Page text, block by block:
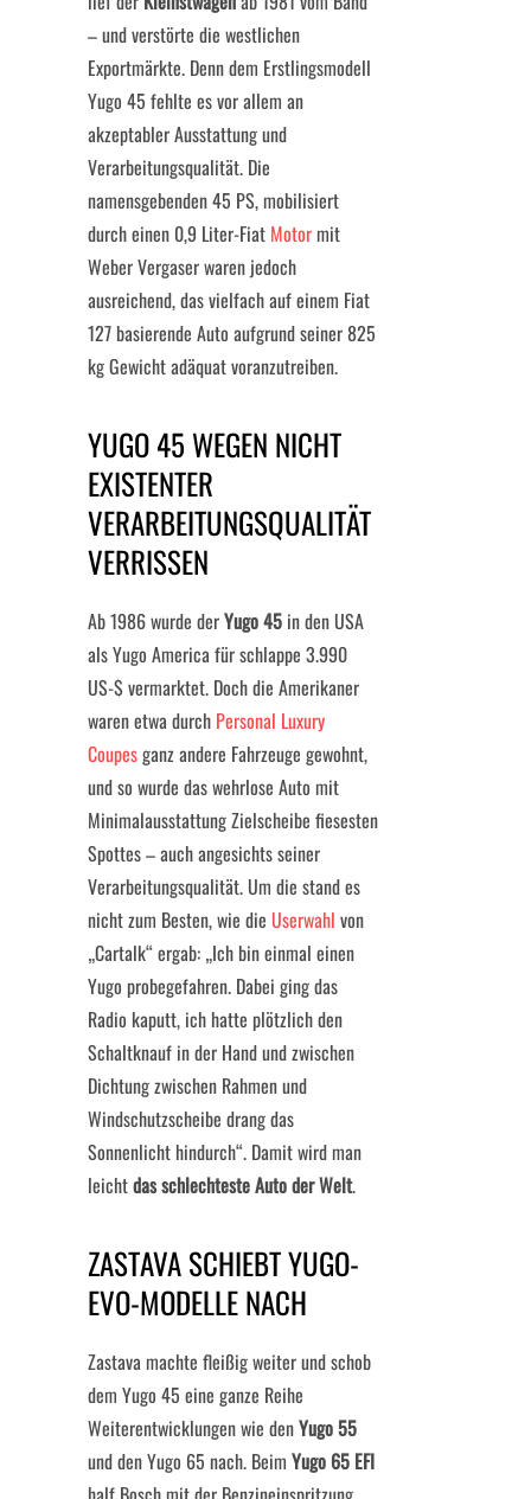
– und verstörte die westlichen
Exportmärkte. Denn dem Erstlingsmodell
Yugo 45 fehlte es vor allem an
akzeptabler Ausstattung und
Verarbeitungsqualität. Die
namensgebenden 45 PS, mobilisiert
durch einen 0,9 Liter-Fiat Motormit
Weber Vergaser waren jedoch
ausreichend, das vielfach auf einem Fiat
127 basierende Auto aufgrund seiner 825
kg Gewicht adäquat voranzutreiben.
YUGO 45 WEGEN NICHT
EXISTENTER
VERARBEITUNGSQUALITÄT
VERRISSEN
Ab 1986 wurde derYugo 45 in den USA
als Yugo America für schlappe 3.990
US-$ vermarktet. Doch die Amerikaner
waren etwa durch Personal Luxury
Coupesganz andere Fahrzeuge gewohnt,
und so wurde das wehrlose Auto mit
Minimalausstattung Zielscheibe fiesesten
Spottes – auch angesichts seiner
Verarbeitungsqualität. Um die stand es
nicht zum Besten, wie die Userwahl von
„Cartalk“ ergab: „Ich bin einmal einen
Yugo probegefahren. Dabei ging das
Radio kaputt, ich hatte plötzlich den
Schaltknauf in der Hand und zwischen
Dichtung zwischen Rahmen und
Windschutzscheibe drang das
Sonnenlicht hindurch“. Damit wird man
leichtdas schlechteste Auto der Welt.
ZASTAVA SCHIEBT YUGO-
EVO-MODELLE NACH
Zastava machte fleißig weiter und schob
dem Yugo 45 eine ganze Reihe
Weiterentwicklungen wie denYugo 55
und den Yugo 65 nach. Beim Yugo 65 EFI